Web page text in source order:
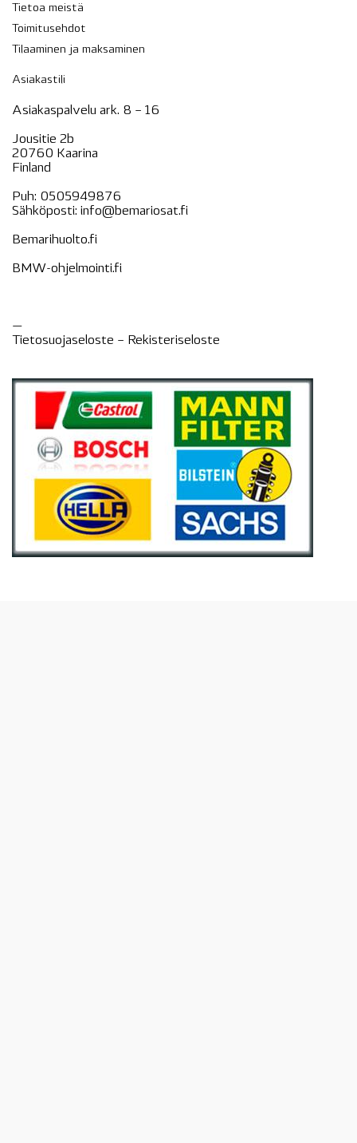
Tietoa meistä
Toimitusehdot
Tilaaminen ja maksaminen
Asiakastili
Asiakaspalvelu ark. 8 – 16
Jousitie 2b
20760 Kaarina
Finland
Puh: 0505949876
Sähköposti: info@bemariosat.fi
Bemarihuolto.fi
BMW-ohjelmointi.fi
—
Tietosuojaseloste – Rekisteriseloste